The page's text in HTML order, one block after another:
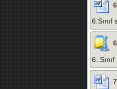
6.Sınıf